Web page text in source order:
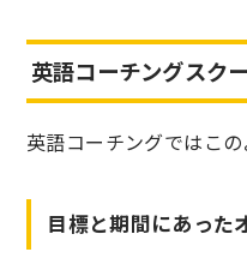
英語コーチングスク
英語コーチングではこ
目標と期間にあった